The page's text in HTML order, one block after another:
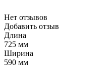
Нет отзывов
Добавить отзыв
Длина
725 мм
Ширина
590 мм